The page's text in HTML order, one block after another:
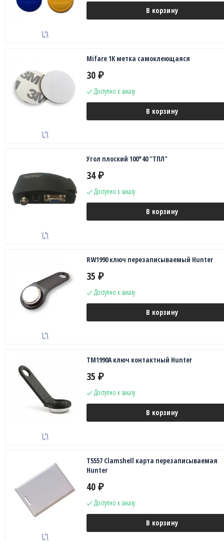
В корзину
Mifare 1K метка самоклеющаяся
30 ₽
Доступно к заказу
В корзину
Угол плоский 100*40 "ТПЛ"
34 ₽
Доступно к заказу
В корзину
RW1990 ключ перезаписываемый Hunter
35 ₽
Доступно к заказу
В корзину
TM1990A ключ контактный Hunter
35 ₽
Доступно к заказу
В корзину
T5557 Clamshell карта перезаписываемая
Hunter
40 ₽
Доступно к заказу
В корзину